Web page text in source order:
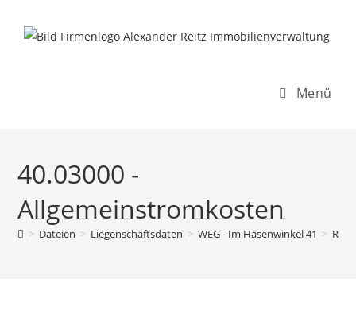
Inhalt
Menü
40.03000 -
Allgemeinstromkosten
> Dateien > Liegenschaftsdaten > WEG - Im Hasenwinkel 41 >